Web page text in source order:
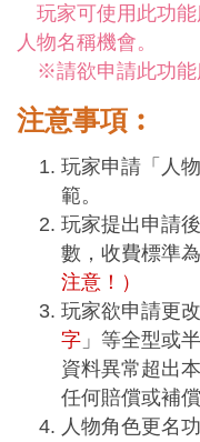
玩家可使用此功能
人物名稱機會。
※請欲申請此功能
注意事項︰
玩家申請「人
範。
玩家提出申請
數，收費標準為
注意！）
玩家欲申請更
字 」等全型或
資料異常超出
任何賠償或補
人物角色更名